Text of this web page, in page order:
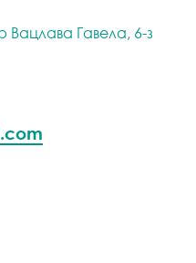
Вацлава Гавела, 6-з